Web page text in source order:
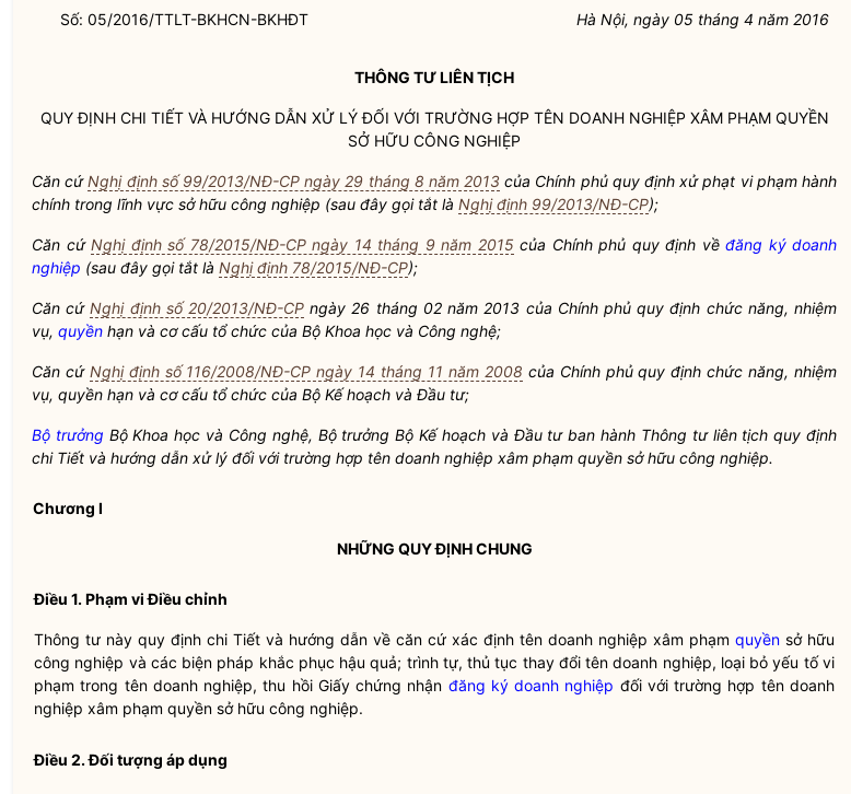
Số: 05/2016/TTLT-BKHCN-BKHĐT Hà Nội, ngày 05 tháng 4 năm 2016
THÔNG TƯLIÊN TỊCH
QUY ĐỊNH CHI TIẾT VÀ HƯỚNG DẪN XỬ LÝ ĐỐI VỚI TRƯỜNG HỢP TÊN DOANH NGHIỆP XÂM PHẠM QUYỀN
SỞ HỮU CÔNG NGHIỆP
Căn cứNghị định số 99/2013/NĐ-CP ngày 29 tháng 8 năm 2013 của Chính phủ quy định xử phạt vi phạm hành
chính trong lĩnh vực sở hữu công nghiệp (sau đây gọi tắt là Nghị định 99/2013/NĐ-CP);
Căn cứ Nghị định số 78/2015/NĐ-CP ngày 14 tháng 9 năm 2015 của Chính phủ quy định về đăng ký doanh
nghiệp (sau đây gọi tắt là Nghị định 78/2015/NĐ-CP);
Căn cứNghị định số 20/2013/NĐ-CP ngày 26 tháng 02 năm 2013 của Chính phủ quy định chức năng, nhiệm
vụ, quyền hạn và cơ cấu tổ chức của Bộ Khoa học và Công nghệ;
Căn cứ Nghị định số 116/2008/NĐ-CP ngày 14 tháng 11 năm 2008 của Chính phủ quy định chức năng, nhiệm
vụ, quyền hạn và cơ cấu tổ chức của Bộ Kế hoạch và Đầu tư;
Bộ trưởng Bộ Khoa học và Công nghệ, Bộ trưởng Bộ Kế hoạch và Đầu tư ban hành Thông tư liên tịch quy định
chi Tiết và hướng dẫn xử lý đối với trường hợp tên doanh nghiệp xâm phạm quyền sở hữu công nghiệp.
Chương I
NHỮNG QUY ĐỊNH CHUNG
Điều 1. Phạm vi Điều chỉnh
Thông tư này quy định chi Tiết và hướng dẫn về căn cứ xác định tên doanh nghiệp xâm phạm quyền sở hữu
công nghiệp và các biện pháp khắc phục hậu quả; trình tự, thủ tục thay đổi tên doanh nghiệp, loại bỏ yếu tố vi
phạm trong tên doanh nghiệp, thu hồi Giấy chứng nhận đăng ký doanh nghiệp đối với trường hợp tên doanh
nghiệp xâm phạm quyền sở hữu công nghiệp.
Điều 2. Đối tượng áp dụng